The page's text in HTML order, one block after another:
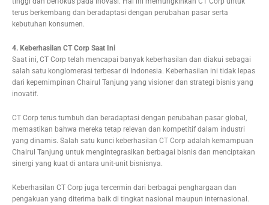
terus berkembang dan beradaptasi dengan perubahan pasar serta
kebutuhan konsumen.
4. Keberhasilan CT Corp Saat Ini
Saat ini, CT Corp telah mencapai banyak keberhasilan dan diakui sebagai
salah satu konglomerasi terbesar di Indonesia. Keberhasilan ini tidak lepas
dari kepemimpinan Chairul Tanjung yang visioner dan strategi bisnis yang
inovatif.
CT Corp terus tumbuh dan beradaptasi dengan perubahan pasar global,
memastikan bahwa mereka tetap relevan dan kompetitif dalam industri
yang dinamis. Salah satu kunci keberhasilan CT Corp adalah kemampuan
Chairul Tanjung untuk mengintegrasikan berbagai bisnis dan menciptakan
sinergi yang kuat di antara unit-unit bisnisnya.
Keberhasilan CT Corp juga tercermin dari berbagai penghargaan dan
pengakuan yang diterima baik di tingkat nasional maupun internasional.